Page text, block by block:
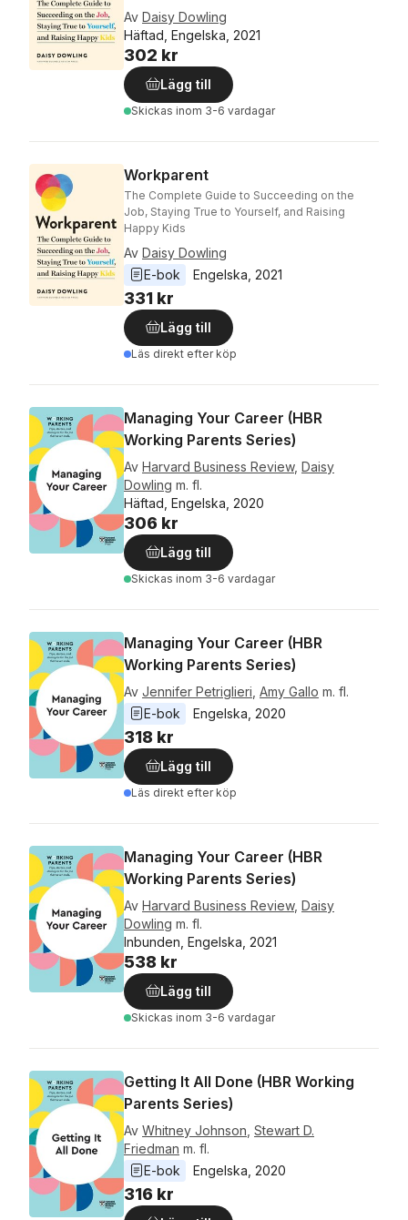
Av Daisy Dowling
Häftad, Engelska, 2021
302 kr
Lägg till
Skickas inom 3-6 vardagar
Workparent
The Complete Guide to Succeeding on the
Job, Staying True to Yourself, and Raising
Happy Kids
Av Daisy Dowling
E-bok
Engelska 2021
331 kr
Lägg till
Läs direkt efter köp
Managing Your Career (HBR
Working Parents Series)
Av Harvard Business Review, Daisy
Dowling m. fl.
Häftad, Engelska, 2020
306 kr
Lägg till
Skickas inom 3-6 vardagar
Managing Your Career (HBR
Working Parents Series)
Av Jennifer Petriglieri Amy Gallo m. fl.
E-bok
Engelska 2020
318 kr
Lägg till
Läs direkt efter köp
Managing Your Career (HBR
Working Parents Series)
Av Harvard Business Review, Daisy
Dowling m. fl.
Inbunden, Engelska, 2021
538 kr
Lägg till
Skickas inom 3-6 vardagar
Getting It All Done (HBR Working
Parents Series)
Av Whitney Johnson Stewart D.
Friedman m. fl.
E-bok
Engelska 2020
316 kr